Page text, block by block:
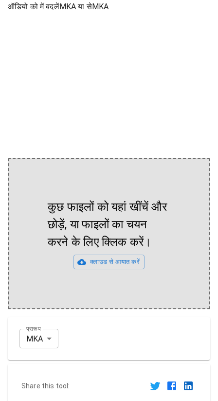
ऑडियो को में बदलेंMKA या सेMKA
कुछ फाइलों को यहां खींचें और
छोड़ें, या फाइलों का चयन
करने के लिए क्लिक करें।
क्लाउड से आयात करें
प्रारूप
MKA
Share this tool: